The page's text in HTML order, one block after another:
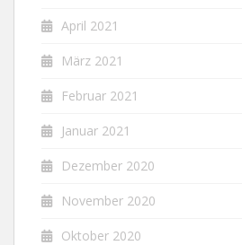
April 2021
März 2021
Februar 2021
Januar 2021
Dezember 2020
November 2020
Oktober 2020